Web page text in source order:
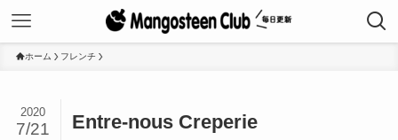
ホーム フレンチ
Entre-nous Creperie
2020
7/21